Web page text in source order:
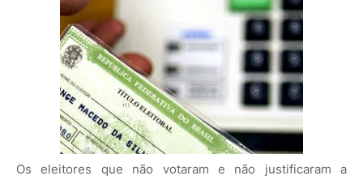
Os eleitores que não votaram e não justificaram a